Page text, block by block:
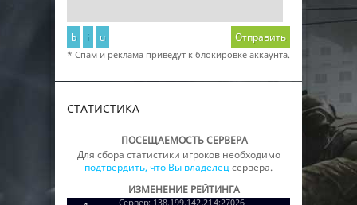
b i u Отправить
* Спам и реклама приведут к блокировке аккаунта.
СТАТИСТИКА
ПОСЕЩАЕМОСТЬ СЕРВЕРА
Для сбора статистики игроков необходимо
подтвердить, что Вы владелецсервера.
ИЗМЕНЕНИЕ РЕЙТИНГА